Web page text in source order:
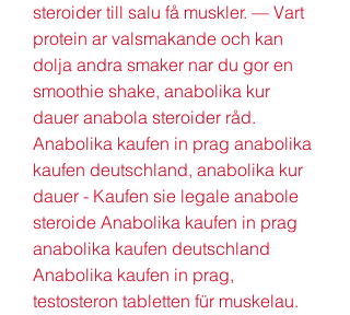
steroider till salu få muskler. — Vart
protein ar valsmakande och kan
dolja andra smaker nar du gor en
smoothie shake, anabolika kur
dauer anabola steroider råd.
Anabolika kaufen in prag anabolika
kaufen deutschland, anabolika kur
dauer - Kaufen sie legale anabole
steroide Anabolika kaufen in prag
anabolika kaufen deutschland
Anabolika kaufen in prag,
testosteron tabletten für muskelau.